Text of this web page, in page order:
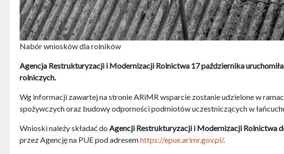
Nabór wniosków dla rolników
Agencja Restrukturyzacji i Modernizacji Rolnictwa 17 października
rolniczych.
Wg informacji zawartej na stronie ARiMR wsparcie zostanie udzielone w
spożywczych oraz budowy odporności podmiotów uczestniczących w
Wnioski należy składać do Agencji Restrukturyzacji i Modernizacji Rolnictwa
przez Agencję na PUE pod adresemhttps://epue.arimr.gov.pl/.